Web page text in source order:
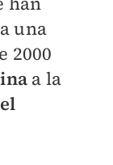
una
2000
a la